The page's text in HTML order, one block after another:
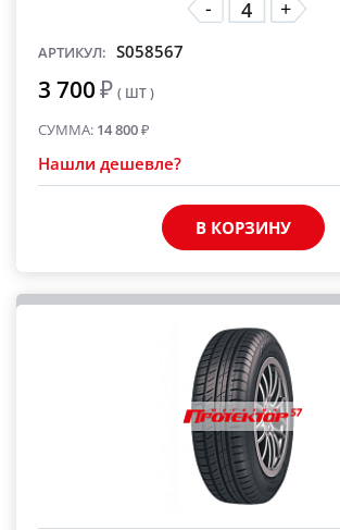
- +
АРТИКУЛ: S058567
3 700₽ ( ШТ )
СУММА: 14 800₽
Нашли дешевле?
В КОРЗИНУ